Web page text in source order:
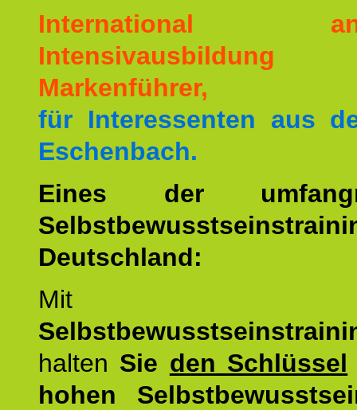
International
Markenführer,
für Interessenten aus
Eschenbach.
Eines der
Deutschland:
Mit
halten Sie den Schlüssel
hohen